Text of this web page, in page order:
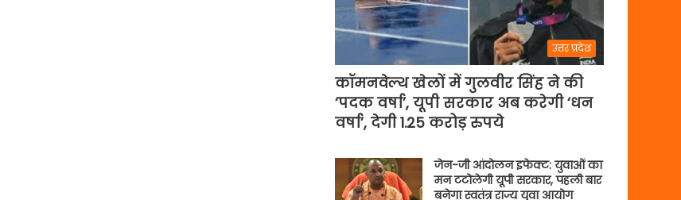
उत्तर प्रदेश
कॉमनवेल्थ खेलों में गुलवीर सिंह ने की
‘पदक वर्षा’, यूपी सरकार अब करेगी ‘धन
वर्षा’, देगी 1.25 करोड़ रुपये
जेन-जी आंदोलन इफेक्ट: युवाओं का
मन टटोलेगी यूपी सरकार, पहली बार
बनेगा स्वतंत्र राज्य युवा आयोग